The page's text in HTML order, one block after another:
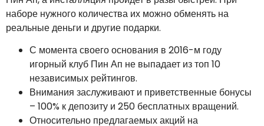
наборе нужного количества их можно обменять на
реальные деньги и другие подарки.
С момента своего основания в 2016-м году
игорный клуб Пин Ап не выпадает из топ 10
независимых рейтингов.
Внимания заслуживают и приветственные бонусы
– 100% к депозиту и 250 бесплатных вращений.
Относительно предлагаемых акций на